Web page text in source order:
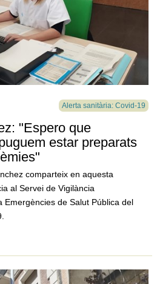
Alerta sanitària: Covid-19
"Espero que
estar preparats
comparteix en aquesta
al Servei de Vigilància
Emergències de Salut Pública del